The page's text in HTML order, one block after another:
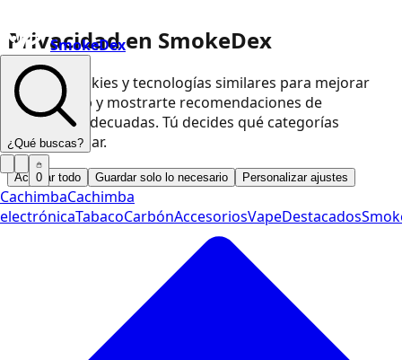
Privacidad en SmokeDex
Usamos cookies y tecnologías similares para mejorar
nuestra web y mostrarte recomendaciones de
productos adecuadas. Tú decides qué categorías
podemos usar.
Aceptar todo Guardar solo lo necesario Personalizar ajustes
SmokeDex
¿Qué buscas?
0
CachimbaCachimba
electrónicaTabacoCarbónAccesoriosVapeDestacados